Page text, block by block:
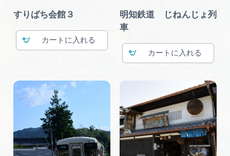
すりばち会館３
カート
明知鉄道 じねんじょ列
車
カート